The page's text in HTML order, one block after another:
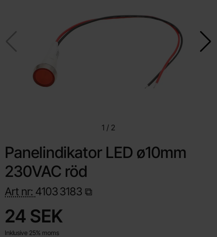
1 / 2
Panelindikator LED ø10mm
230VAC röd
Art nr: 41033183
pris
24 SEK
Inklusive 25% moms